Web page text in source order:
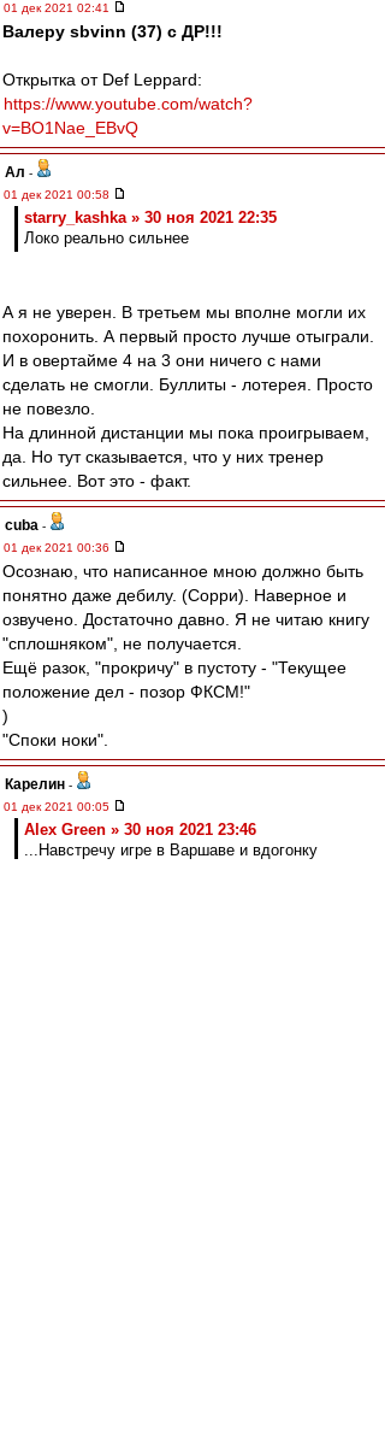
01 дек 2021 02:41
Валеру sbvinn (37) с ДР!!!
Открытка от Def Leppard:
https://www.youtube.com/watch?
v=BO1Nae_EBvQ
Ал -
01 дек 2021 00:58
starry_kashka » 30 ноя 2021 22:35
Локо реально сильнее
А я не уверен. В третьем мы вполне могли их
похоронить. А первый просто лучше отыграли.
И в овертайме 4 на 3 они ничего с нами
сделать не смогли. Буллиты - лотерея. Просто
не повезло.
На длинной дистанции мы пока проигрываем,
да. Но тут сказывается, что у них тренер
сильнее. Вот это - факт.
cuba -
01 дек 2021 00:36
Осознаю, что написанное мною должно быть
понятно даже дебилу. (Сорри). Наверное и
озвучено. Достаточно давно. Я не читаю книгу
"сплошняком", не получается.
Ещё разок, "прокричу" в пустоту - "Текущее
положение дел - позор ФКСМ!"
)
"Споки ноки".
Карелин -
01 дек 2021 00:05
Alex Green » 30 ноя 2021 23:46
...Навстречу игре в Варшаве и вдогонку